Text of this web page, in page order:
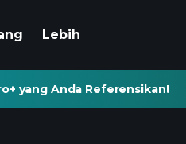
Lebih
yang Anda Referensikan!